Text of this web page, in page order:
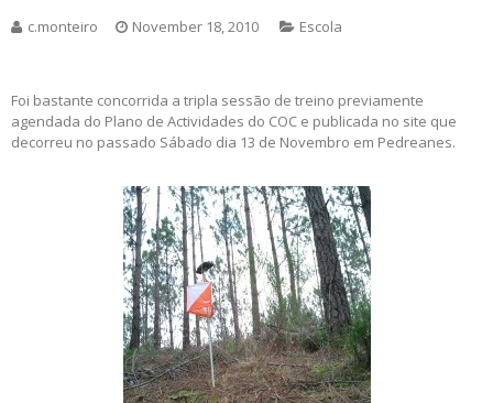
c.monteiro November 18, 2010 Escola
Foi bastante concorrida a tripla sessão de treino previamente
agendada do Plano de Actividades do COC e publicada no site que
decorreu no passado Sábado dia 13 de Novembro em Pedreanes.